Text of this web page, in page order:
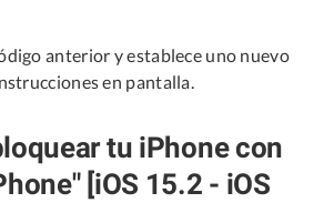
anterior y establece uno nuevo
en pantalla.
tu iPhone con
[iOS 15.2 - iOS